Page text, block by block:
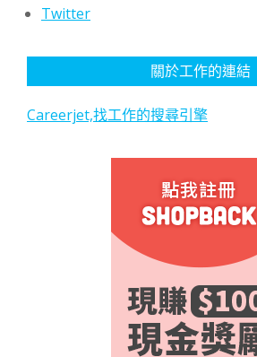
Twitter
關於工作的連結
Careerjet,找工作的搜尋引擎